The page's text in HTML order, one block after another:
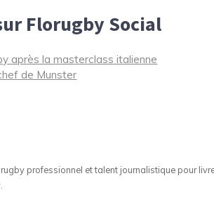
Florugby Social
après la masterclass italienne
de Munster
professionnel et talent journalistique pour